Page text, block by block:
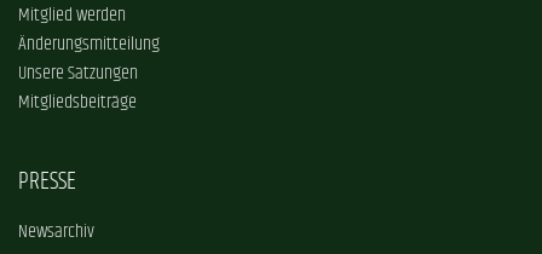
Mitglied werden
Änderungsmitteilung
Unsere Satzungen
Mitgliedsbeiträge
PRESSE
Newsarchiv